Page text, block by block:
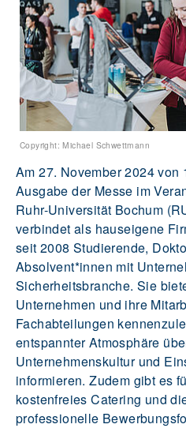
Copyright: Michael Schwettmann
Am 27. November 2024 von
Ausgabe der Messe im
Ruhr-Universität Bochum
verbindet als hauseigene
seit 2008 Studierende,
Absolvent*innen mit
Sicherheitsbranche. Sie
Unternehmen und ihre
Fachabteilungen
entspannter Atmosphäre
Unternehmenskultur und
informieren. Zudem gibt es
kostenfreies Catering und
professionelle